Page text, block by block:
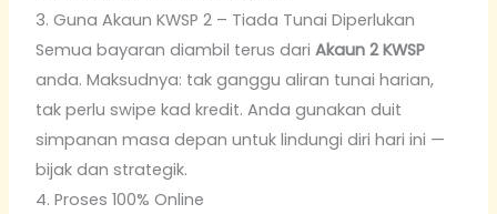
3. Guna Akaun KWSP 2 – Tiada Tunai Diperlukan
Semua bayaran diambil terus dariAkaun 2 KWSP
anda. Maksudnya: tak ganggu aliran tunai harian,
tak perlu swipe kad kredit. Anda gunakan duit
simpanan masa depan untuk lindungi diri hari ini —
bijak dan strategik.
4. Proses 100% Online